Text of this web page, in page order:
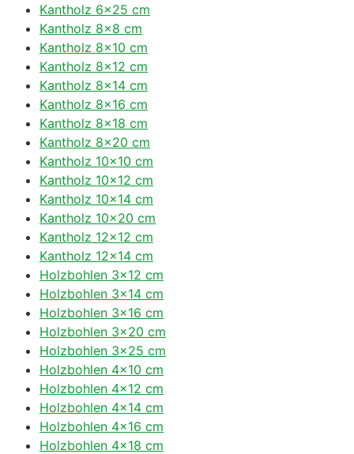
Kantholz 6×25 cm
Kantholz 8×8 cm
Kantholz 8×10 cm
Kantholz 8×12 cm
Kantholz 8×14 cm
Kantholz 8×16 cm
Kantholz 8×18 cm
Kantholz 8×20 cm
Kantholz 10×10 cm
Kantholz 10×12 cm
Kantholz 10×14 cm
Kantholz 10×20 cm
Kantholz 12×12 cm
Kantholz 12×14 cm
Holzbohlen 3×12 cm
Holzbohlen 3×14 cm
Holzbohlen 3×16 cm
Holzbohlen 3×20 cm
Holzbohlen 3×25 cm
Holzbohlen 4×10 cm
Holzbohlen 4×12 cm
Holzbohlen 4×14 cm
Holzbohlen 4×16 cm
Holzbohlen 4×18 cm